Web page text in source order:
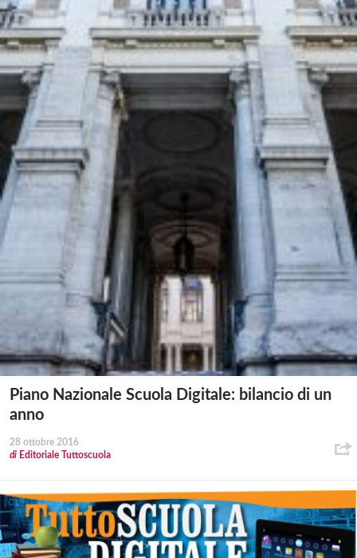
Piano Nazionale Scuola Digitale: bilancio di un
anno
28 ottobre 2016
di Editoriale Tuttoscuola